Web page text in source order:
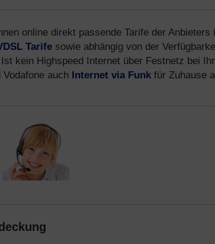
online direkt passende Tarife der Anbieters
Tarife sowie abhängig von der
kein Highspeed Internet über Festnetz bei
auch Internet via Funk für Zuhause